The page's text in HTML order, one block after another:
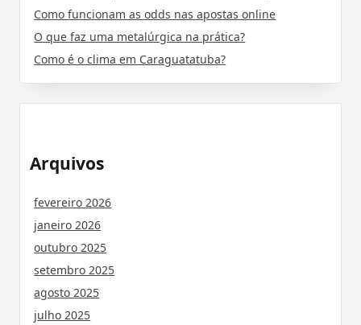
Como funcionam as odds nas apostas online
O que faz uma metalúrgica na prática?
Como é o clima em Caraguatatuba?
Arquivos
fevereiro 2026
janeiro 2026
outubro 2025
setembro 2025
agosto 2025
julho 2025